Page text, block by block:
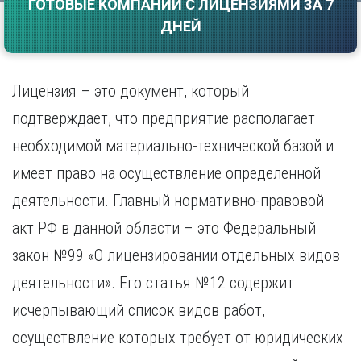
Волгоград
Воронеж
Екатеринбург
И
Иваново
Иркутск
К
Казань
Калининград
Кемерово
Киров
Саратов
Симферополь
Сочи
Т
Тверь
Тольятти
Томск
Тула
Тюмень
У
Улан-Удэ
Ульяновск
ГОТОВЫЕ КОМПАНИИ С ЛИЦЕНЗИЯМИ ЗА 7
ДНЕЙ
Лицензия – это документ, который
подтверждает, что предприятие располагает
необходимой материально-технической базой и
имеет право на осуществление определенной
деятельности. Главный нормативно-правовой
акт РФ в данной области – это Федеральный
закон №99 «О лицензировании отдельных видов
деятельности». Его статья №12 содержит
исчерпывающий список видов работ,
осуществление которых требует от юридических